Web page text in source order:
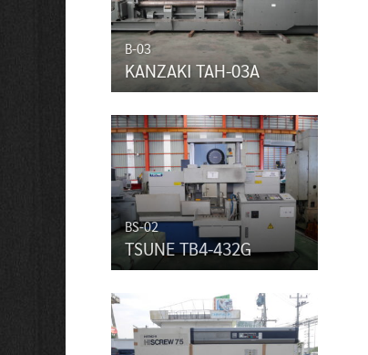
B-03
KANZAKI TAH-03A
BS-02
TSUNE TB4-432G